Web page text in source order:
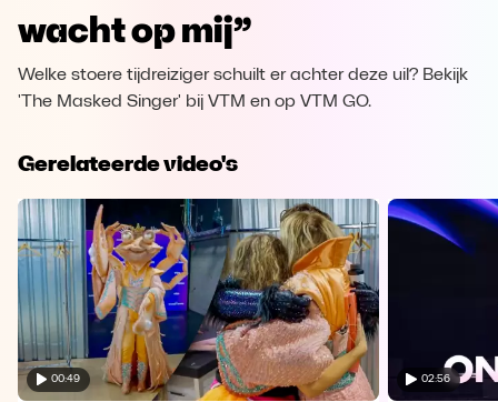
Opera
wacht op mij”
Welke stoere tijdreiziger schuilt er achter deze uil? Bekijk
'The Masked Singer' bij VTM en op VTM GO.
Gerelateerde video's
00:49 02:56